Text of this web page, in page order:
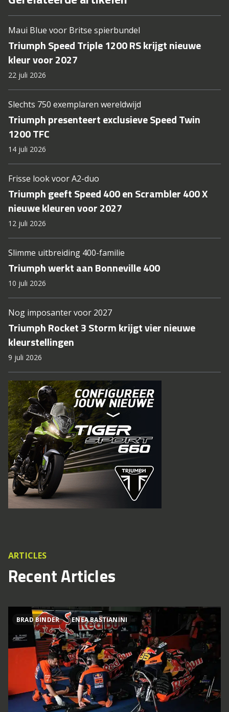
Maui Blue voor Britse spierbundel
Triumph Speed Triple 1200 RS krijgt nieuwe
kleur voor 2027
22 juli 2026
Slechts 750 exemplaren wereldwijd
Triumph presenteert exclusieve Speed Twin
1200 TFC
14 juli 2026
Frisse look voor A2-duo
Triumph geeft Speed 400 en Scrambler 400 X
nieuwe kleuren voor 2027
12 juli 2026
Slimme uitbreiding 400-familie
Triumph werkt aan Bonneville 400
10 juli 2026
Nog imposanter voor 2027
Triumph Rocket 3 Storm krijgt vier nieuwe
kleurstellingen
9 juli 2026
ARTICLES
Recent Articles
BRAD BINDER ENEA BASTIANINI